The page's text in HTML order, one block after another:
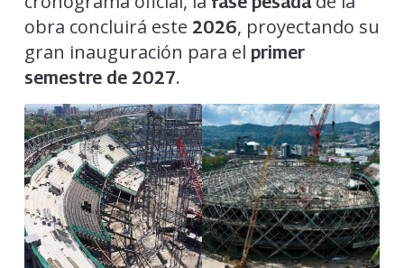
obra concluirá este 2026, proyectando su
gran inauguración para el primer
semestre de 2027.